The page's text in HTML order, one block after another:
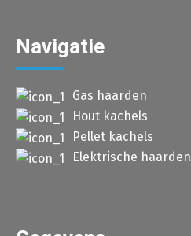
Navigatie
Gas haarden
Hout kachels
Pellet kachels
Elektrische haarden